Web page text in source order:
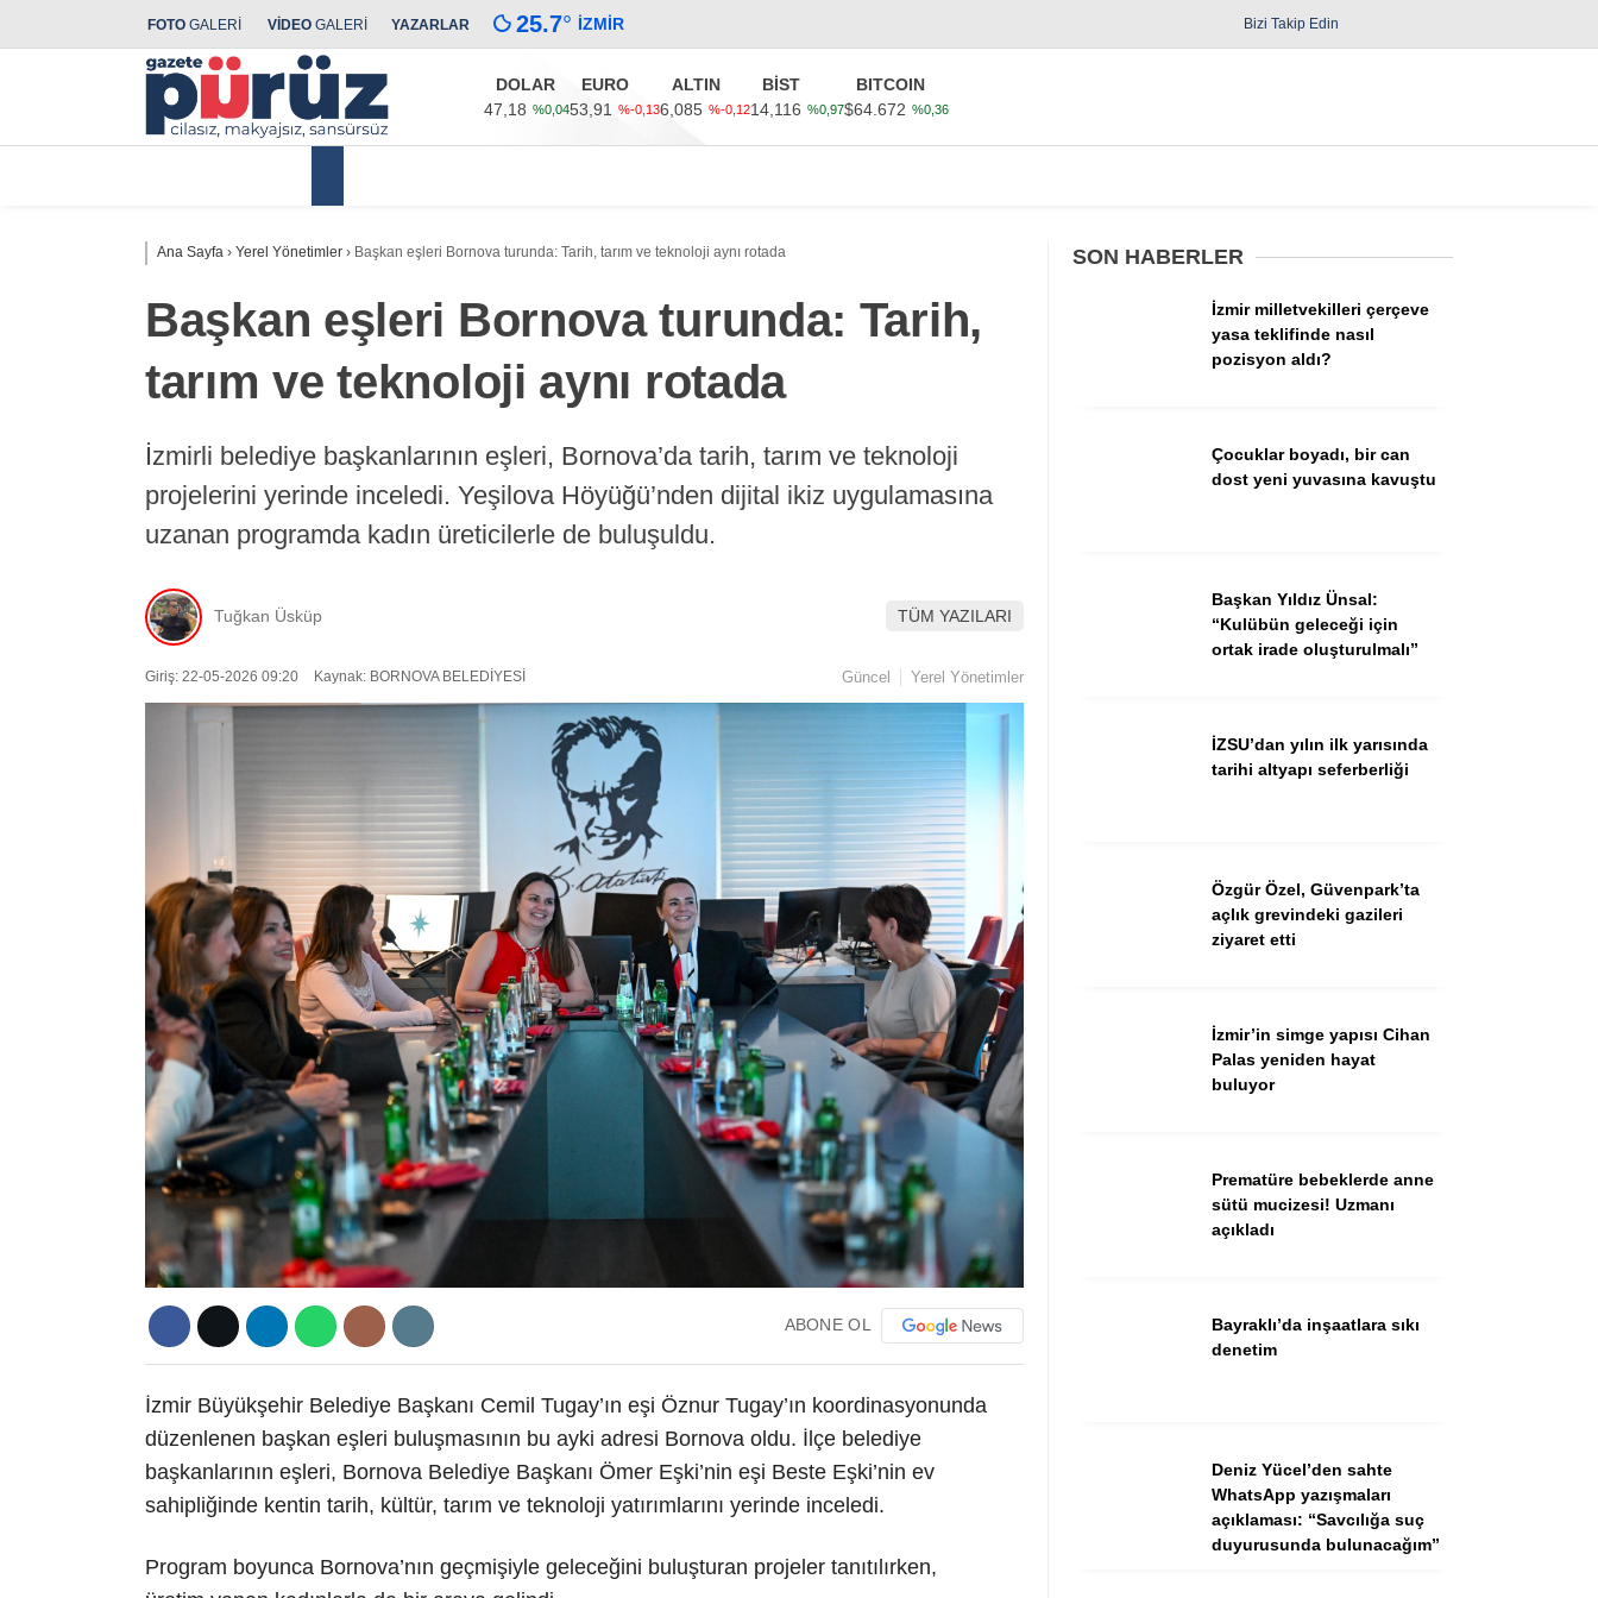
Yerel Yönetimler
Dünya
WhatsApp İhbar Hattı
Youtube
FOTO GALERİ VİDEO GALERİ YAZARLAR 25.7° İZMIR Bizi Takip Edin
DOLAR
47,18 %0,04
EURO
53,91
%-0,13
ALTIN
6,085 %-0,12
BİST
14,116 %0,97
BITCOIN
$64.672 %0,36
Ana Sayfa › Yerel Yönetimler › Başkan eşleri Bornova turunda: Tarih, tarım ve teknoloji aynı rotada
Başkan eşleri Bornova turunda: Tarih,
tarım ve teknoloji aynı rotada
İzmirli belediye başkanlarının eşleri, Bornova’da tarih, tarım ve teknoloji
projelerini yerinde inceledi. Yeşilova Höyüğü’nden dijital ikiz uygulamasına
uzanan programda kadın üreticilerle de buluşuldu.
Tuğkan Üsküp TÜM YAZILARI
Giriş: 22-05-2026 09:20 Kaynak: BORNOVA BELEDİYESİ Güncel Yerel Yönetimler
ABONE OL
İzmir Büyükşehir Belediye Başkanı Cemil Tugay’ın eşi Öznur Tugay’ın koordinasyonunda
düzenlenen başkan eşleri buluşmasının bu ayki adresi Bornova oldu. İlçe belediye
başkanlarının eşleri, Bornova Belediye Başkanı Ömer Eşki’nin eşi Beste Eşki’nin ev
sahipliğinde kentin tarih, kültür, tarım ve teknoloji yatırımlarını yerinde inceledi.
Program boyunca Bornova’nın geçmişiyle geleceğini buluşturan projeler tanıtılırken,
SON HABERLER
İzmir milletvekilleri çerçeve
yasa teklifinde nasıl
pozisyon aldı?
Çocuklar boyadı, bir can
dost yeni yuvasına kavuştu
Başkan Yıldız Ünsal:
“Kulübün geleceği için
ortak irade oluşturulmalı”
İZSU’dan yılın ilk yarısında
tarihi altyapı seferberliği
Özgür Özel, Güvenpark’ta
açlık grevindeki gazileri
ziyaret etti
İzmir’in simge yapısı Cihan
Palas yeniden hayat
buluyor
Prematüre bebeklerde anne
sütü mucizesi! Uzmanı
açıkladı
Bayraklı’da inşaatlara sıkı
denetim
Deniz Yücel’den sahte
WhatsApp yazışmaları
açıklaması: “Savcılığa suç
duyurusunda bulunacağım”